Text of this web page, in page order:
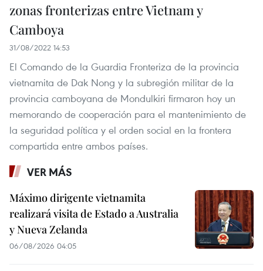
zonas fronterizas entre Vietnam y
Camboya
31/08/2022 14:53
El Comando de la Guardia Fronteriza de la provincia
vietnamita de Dak Nong y la subregión militar de la
provincia camboyana de Mondulkiri firmaron hoy un
memorando de cooperación para el mantenimiento de
la seguridad política y el orden social en la frontera
compartida entre ambos países.
VER MÁS
Máximo dirigente vietnamita
realizará visita de Estado a Australia
y Nueva Zelanda
06/08/2026 04:05